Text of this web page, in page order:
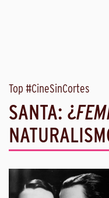
Top #CineSinCortes
SANTA: ¿